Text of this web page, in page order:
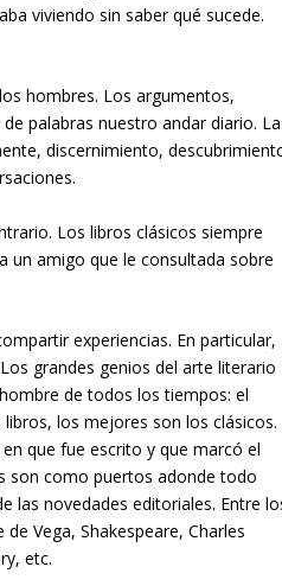
viviendo sin saber qué sucede.
hombres. Los argumentos,
palabras nuestro andar diario.
discernimiento,
Los libros clásicos siempre
un amigo que le consultada sobre
experiencias. En particular,
grandes genios del arte literario
de todos los tiempos: el
los mejores son los clásicos.
que fue escrito y que marcó el
son como puertos adonde todo
las novedades editoriales. Entre
Vega, Shakespeare, Charles
etc.